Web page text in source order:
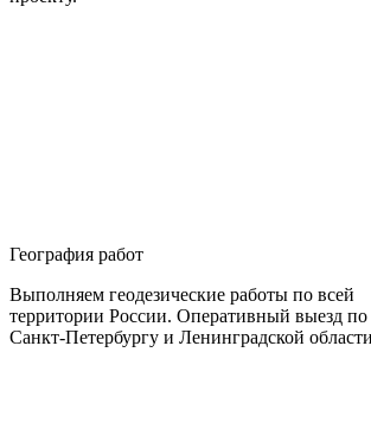
География работ
Выполняем геодезические работы по всей
территории России. Оперативный выезд по
Санкт-Петербургу и Ленинградской